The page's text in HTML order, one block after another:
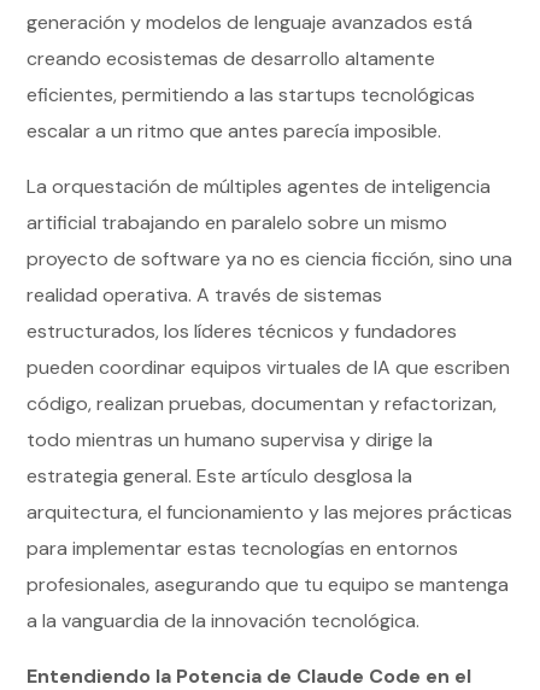
generación y modelos de lenguaje avanzados está
creando ecosistemas de desarrollo altamente
eficientes, permitiendo a las startups tecnológicas
escalar a un ritmo que antes parecía imposible.
La orquestación de múltiples agentes de inteligencia
artificial trabajando en paralelo sobre un mismo
proyecto de software ya no es ciencia ficción, sino una
realidad operativa. A través de sistemas
estructurados, los líderes técnicos y fundadores
pueden coordinar equipos virtuales de IA que escriben
código, realizan pruebas, documentan y refactorizan,
todo mientras un humano supervisa y dirige la
estrategia general. Este artículo desglosa la
arquitectura, el funcionamiento y las mejores prácticas
para implementar estas tecnologías en entornos
profesionales, asegurando que tu equipo se mantenga
a la vanguardia de la innovación tecnológica.
Entendiendo la Potencia de Claude Code en el